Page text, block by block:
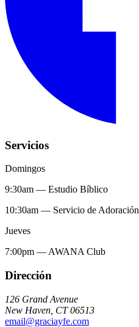
Servicios
Domingos
9:30am — Estudio Bíblico
10:30am — Servicio de Adoración
Jueves
7:00pm — AWANA Club
Dirección
126 Grand Avenue
New Haven CT 06513
email@graciayfe.com